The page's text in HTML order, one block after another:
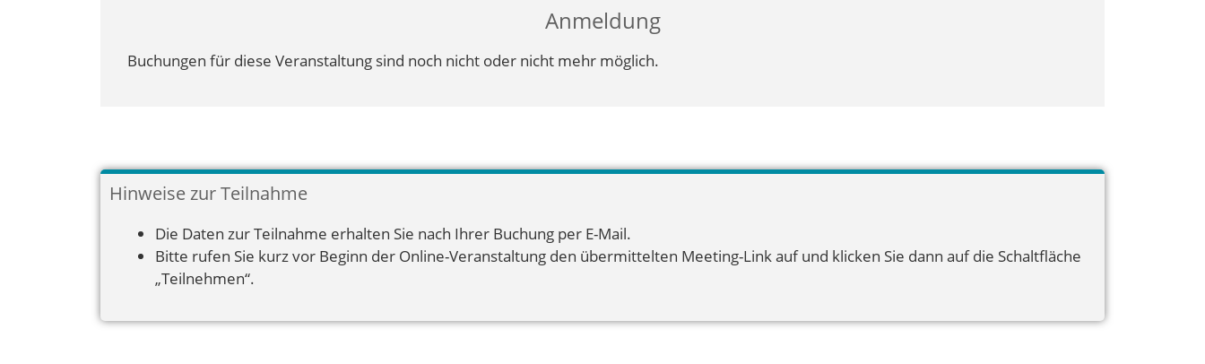
Anmeldung
Buchungen für diese Veranstaltung sind noch nicht oder nicht mehr möglich.
Hinweise zur Teilnahme
Die Daten zur Teilnahme erhalten Sie nach Ihrer Buchung per E-Mail.
Bitte rufen Sie kurz vor Beginn der Online-Veranstaltung den übermittelten Meeting-Link auf und klicken Sie dann auf die Schaltfläche
„Teilnehmen“.